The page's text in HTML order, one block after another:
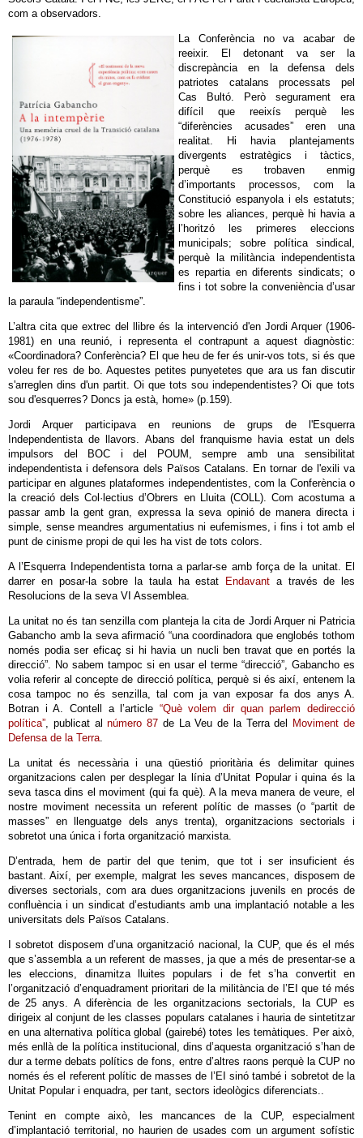
com a observadors.
La Conferència no va acabar de
reeixir. El detonant va ser la
discrepància en la defensa dels
patriotes catalans processats pel
Cas Bultó. Però segurament era
difícil que reeixís perquè les
“diferències acusades” eren una
realitat. Hi havia plantejaments
divergents estratègics i tàctics,
perquè es trobaven enmig
d’importants processos, com la
Constitució espanyola i els estatuts;
sobre les aliances, perquè hi havia a
l’horitzó les primeres eleccions
municipals; sobre política sindical,
perquè la militància independentista
es repartia en diferents sindicats; o
fins i tot sobre la conveniència d’usar
la paraula “independentisme”.
L’altra cita que extrec del llibre és la intervenció d'en Jordi Arquer (1906-
1981) en una reunió, i representa el contrapunt a aquest diagnòstic:
«Coordinadora? Conferència? El que heu de fer és unir-vos tots, si és que
voleu fer res de bo. Aquestes petites punyetetes que ara us fan discutir
s'arreglen dins d'un partit. Oi que tots sou independentistes? Oi que tots
sou d'esquerres? Doncs ja està, home» (p.159).
Jordi Arquer participava en reunions de grups de l'Esquerra
Independentista de llavors. Abans del franquisme havia estat un dels
impulsors del BOC i del POUM, sempre amb una sensibilitat
independentista i defensora dels Països Catalans. En tornar de l'exili va
participar en algunes plataformes independentistes, com la Conferència o
la creació dels Col·lectius d’Obrers en Lluita (COLL). Com acostuma a
passar amb la gent gran, expressa la seva opinió de manera directa i
simple, sense meandres argumentatius ni eufemismes, i fins i tot amb el
punt de cinisme propi de qui les ha vist de tots colors.
A l’Esquerra Independentista torna a parlar-se amb força de la unitat. El
darrer en posar-la sobre la taula ha estat
Endavant a través de les
Resolucions de la seva VI Assemblea.
La unitat no és tan senzilla com planteja la cita de Jordi Arquer ni Patricia
Gabancho amb la seva afirmació “una coordinadora que englobés tothom
només podia ser eficaç si hi havia un nucli ben travat que en portés la
direcció”. No sabem tampoc si en usar el terme “direcció”, Gabancho es
volia referir al concepte de direcció política, perquè si és així, entenem la
cosa tampoc no és senzilla, tal com ja van exposar fa dos anys A.
Botran i A. Contell a l’article “Què volem dir quan parlem dedirecció
política”, publicat alnúmero 87 de La Veu de la Terra del
Moviment de
Defensa de la Terra.
La unitat és necessària i una qüestió prioritària és delimitar quines
organitzacions calen per desplegar la línia d’Unitat Popular i quina és la
seva tasca dins el moviment (qui fa què). A la meva manera de veure, el
nostre moviment necessita un referent polític de masses (o “partit de
masses” en llenguatge dels anys trenta), organitzacions sectorials i
sobretot una única i forta organització marxista.
D’entrada, hem de partir del que tenim, que tot i ser insuficient és
bastant. Així, per exemple, malgrat les seves mancances, disposem de
diverses sectorials, com ara dues organitzacions juvenils en procés de
confluència i un sindicat d’estudiants amb una implantació notable a les
universitats dels Països Catalans.
I sobretot disposem d’una organització nacional, la CUP, que és el més
que s’assembla a un referent de masses, ja que a més de presentar-se a
les eleccions, dinamitza lluites populars i de fet s’ha convertit en
l’organització d’enquadrament prioritari de la militància de l’EI que té més
de 25 anys. A diferència de les organitzacions sectorials, la CUP es
dirigeix al conjunt de les classes populars catalanes i hauria de sintetitzar
en una alternativa política global (gairebé) totes les temàtiques. Per això,
més enllà de la política institucional, dins d’aquesta organització s’han de
dur a terme debats polítics de fons, entre d’altres raons perquè la CUP no
només és el referent polític de masses de l’EI sinó també i sobretot de la
Unitat Popular i enquadra, per tant, sectors ideològics diferenciats..
Tenint en compte això, les mancances de la CUP, especialment
d’implantació territorial, no haurien de usades com un argument sofístic